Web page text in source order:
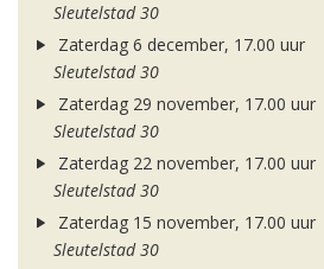
Sleutelstad 30
Zaterdag 6 december, 17.00 uur
Sleutelstad 30
Zaterdag 29 november, 17.00 uur
Sleutelstad 30
Zaterdag 22 november, 17.00 uur
Sleutelstad 30
Zaterdag 15 november, 17.00 uur
Sleutelstad 30